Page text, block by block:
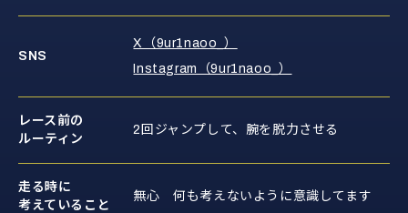
SNS
X（9ur1naoo_）
Instagram（9ur1naoo_）
レース前の
ルーティン
2回ジャンプして、腕を脱力させる
走る時に
考えていること
無心 何も考えないように意識してます